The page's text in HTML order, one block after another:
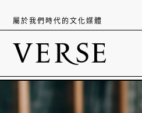
屬於我們時代的文化媒體